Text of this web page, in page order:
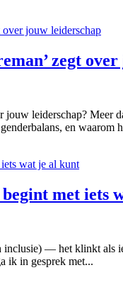
zegt
jouw leiderschap?
en waarom
met iets
— het klinkt als
ik in gesprek met...